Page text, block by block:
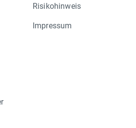
Risikohinweis
Impressum